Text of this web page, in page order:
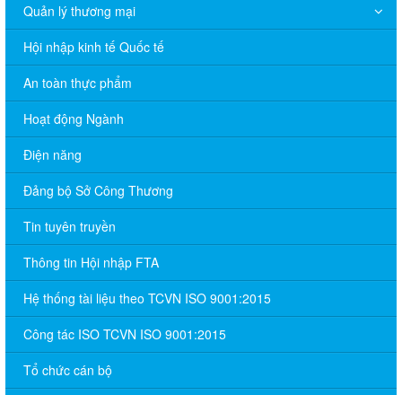
Quản lý thương mại
Hội nhập kinh tế Quốc tế
An toàn thực phẩm
Hoạt động Ngành
Điện năng
Đảng bộ Sở Công Thương
Tin tuyên truyền
Thông tin Hội nhập FTA
Hệ thống tài liệu theo TCVN ISO 9001:2015
Công tác ISO TCVN ISO 9001:2015
Tổ chức cán bộ